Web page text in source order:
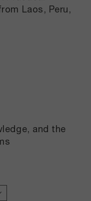
Laos, Peru,
and the